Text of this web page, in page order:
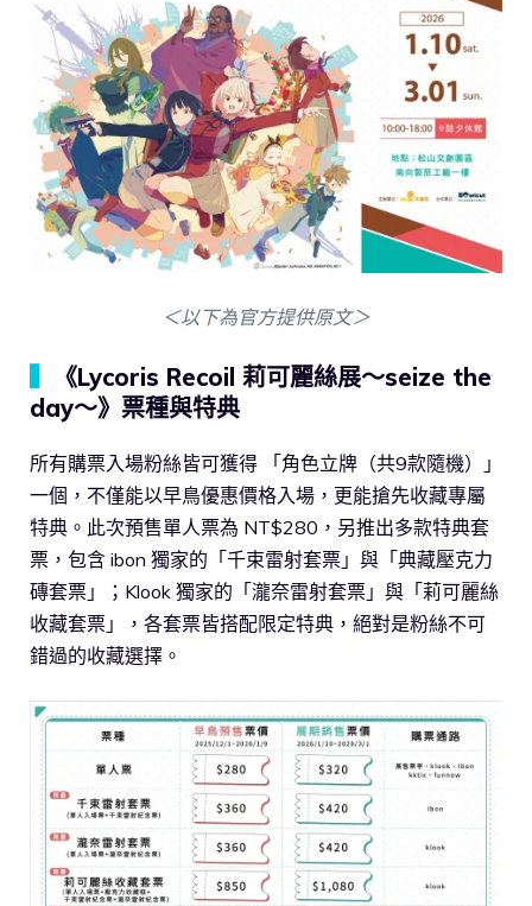
＜以下為官方提供原文＞
《Lycoris Recoil 莉可麗絲展～seize the
day～》票種與特典
所有購票入場粉絲皆可獲得 「角色立牌（共9款隨機）」
一個，不僅能以早鳥優惠價格入場，更能搶先收藏專屬
特典。此次預售單人票為 NT$280，另推出多款特典套
票，包含 ibon 獨家的「千束雷射套票」與「典藏壓克力
磚套票」；Klook 獨家的「瀧奈雷射套票」與「莉可麗絲
收藏套票」，各套票皆搭配限定特典，絕對是粉絲不可
錯過的收藏選擇。